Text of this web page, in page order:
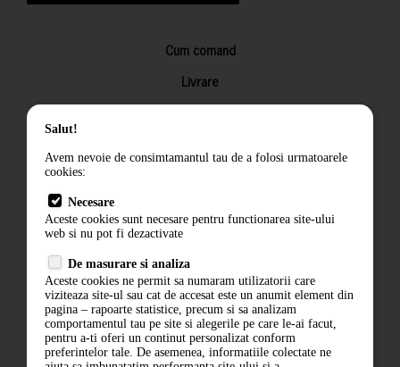
Cum comand
Livrare
Returnarea produselor
Termeni si conditii
Politica de confidentialitate
ANPC
Salut!
Avem nevoie de consimtamantul tau de a folosi urmatoarele
cookies:
Necesare
Aceste cookies sunt necesare pentru functionarea site-ului
web si nu pot fi dezactivate
De masurare si analiza
Aceste cookies ne permit sa numaram utilizatorii care
viziteaza site-ul sau cat de accesat este un anumit element din
pagina – rapoarte statistice, precum si sa analizam
comportamentul tau pe site si alegerile pe care le-ai facut,
pentru a-ti oferi un continut personalizat conform
preferintelor tale. De asemenea, informatiile colectate ne